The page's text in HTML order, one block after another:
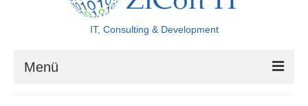
IT, Consulting & Development
Menü